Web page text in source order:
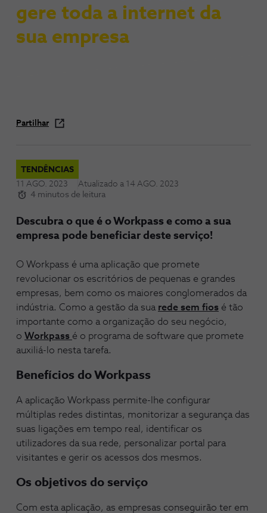
gere toda a internet da
sua empresa
Partilhar
TENDÊNCIAS
11 AGO. 2023
Atualizado a 14 AGO. 2023
4 minutos de leitura
Descubra o que é o Workpass e como a sua
empresa pode beneficiar deste serviço!
O Workpass é uma aplicação que promete
revolucionar os escritórios de pequenas e grandes
empresas, bem como os maiores conglomerados da
indústria. Como a gestão da sua rede sem fios é tão
importante como a organização do seu negócio,
o Workpass é o programa de software que promete
auxiliá-lo nesta tarefa.
Benefícios do Workpass
A aplicação Workpass permite-lhe configurar
múltiplas redes distintas, monitorizar a segurança das
suas ligações em tempo real, identificar os
utilizadores da sua rede, personalizar portal para
visitantes e gerir os acessos dos mesmos.
Os objetivos do serviço
Com esta aplicação, as empresas conseguirão ter em